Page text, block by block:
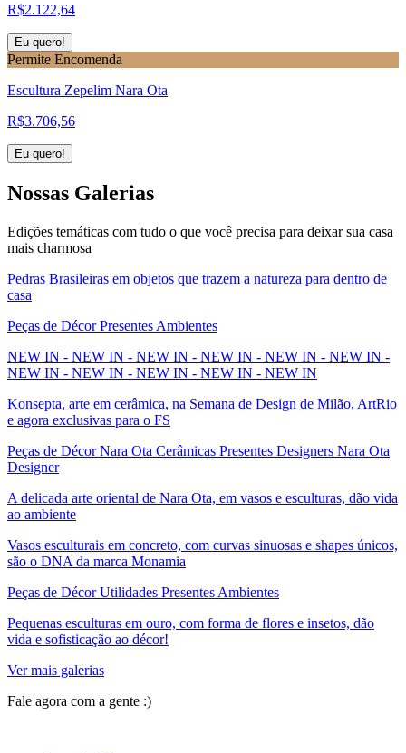
R$2.122,64
Eu quero!
Permite Encomenda
Escultura Zepelim Nara Ota
R$3.706,56
Eu quero!
Nossas Galerias
Edições temáticas com tudo o que você precisa para deixar sua casa
mais charmosa
Pedras Brasileiras em objetos que trazem a natureza para dentro de
casa
Peças de Décor Presentes Ambientes
NEW IN - NEW IN - NEW IN - NEW IN - NEW IN - NEW IN -
NEW IN - NEW IN - NEW IN - NEW IN - NEW IN
Konsepta, arte em cerâmica, na Semana de Design de Milão, ArtRio
e agora exclusivas para o FS
Peças de Décor Nara Ota Cerâmicas Presentes Designers Nara Ota
Designer
A delicada arte oriental de Nara Ota, em vasos e esculturas, dão vida
ao ambiente
Vasos esculturais em concreto, com curvas sinuosas e shapes únicos,
são o DNA da marca Monamia
Peças de Décor Utilidades Presentes Ambientes
Pequenas esculturas em ouro, com forma de flores e insetos, dão
vida e sofisticação ao décor!
Ver mais galerias
Fale agora com a gente :)